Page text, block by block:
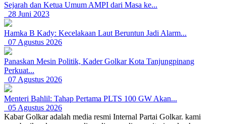
Sejarah dan Ketua Umum AMPI dari Masa ke...
28 Juni 2023
Hamka B Kady: Kecelakaan Laut Beruntun Jadi Alarm...
07 Agustus 2026
Panaskan Mesin Politik, Kader Golkar Kota Tanjungpinang
Perkuat...
07 Agustus 2026
Menteri Bahlil: Tahap Pertama PLTS 100 GW Akan...
05 Agustus 2026
Kabar Golkar adalah media resmi Internal Partai Golkar. kami